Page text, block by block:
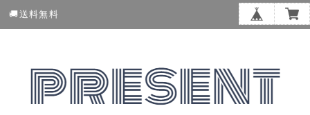
🚚送料無料